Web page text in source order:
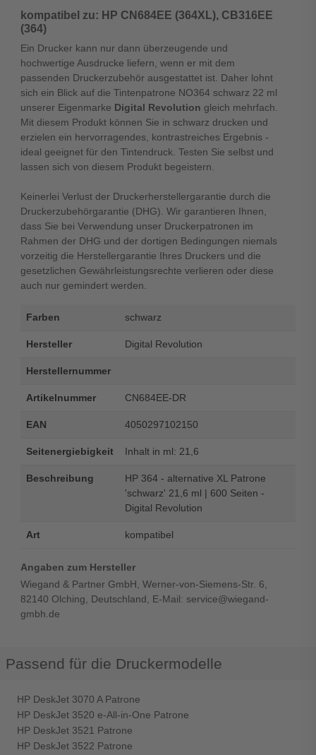
kompatibel zu: HP CN684EE (364XL), CB316EE
(364)
Ein Drucker kann nur dann überzeugende und
hochwertige Ausdrucke liefern, wenn er mit dem
passenden Druckerzubehör ausgestattet ist. Daher lohnt
sich ein Blick auf die Tintenpatrone NO364 schwarz 22 ml
unserer Eigenmarke Digital Revolution gleich mehrfach.
Mit diesem Produkt können Sie in schwarz drucken und
erzielen ein hervorragendes, kontrastreiches Ergebnis -
ideal geeignet für den Tintendruck. Testen Sie selbst und
lassen sich von diesem Produkt begeistern.
Keinerlei Verlust der Druckerherstellergarantie durch die
Druckerzubehörgarantie (DHG). Wir garantieren Ihnen,
dass Sie bei Verwendung unser Druckerpatronen im
Rahmen der DHG und der dortigen Bedingungen niemals
vorzeitig die Herstellergarantie Ihres Druckers und die
gesetzlichen Gewährleistungsrechte verlieren oder diese
auch nur gemindert werden.
Farben schwarz
Hersteller Digital Revolution
Herstellernummer
Artikelnummer CN684EE-DR
EAN 4050297102150
Seitenergiebigkeit Inhalt in ml: 21,6
Beschreibung
HP 364 - alternative XL Patrone
'schwarz' 21,6 ml | 600 Seiten -
Digital Revolution
Art kompatibel
Angaben zum Hersteller
Wiegand & Partner GmbH, Werner-von-Siemens-Str. 6,
82140 Olching, Deutschland, E-Mail: service@wiegand-
gmbh.de
Passend für die Druckermodelle
HP DeskJet 3070 A Patrone
HP DeskJet 3520 e-All-in-One Patrone
HP DeskJet 3521 Patrone
HP DeskJet 3522 Patrone